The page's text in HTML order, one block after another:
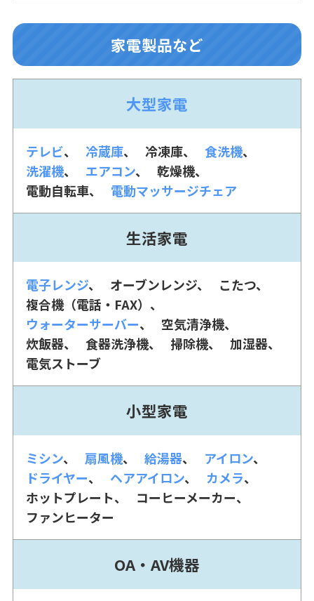
家電製品など
大型家電
テレビ 冷蔵庫 冷凍庫
食洗機
洗濯機
エアコン
乾燥機
電動自転車
電動マッサージチェア
生活家電
電子レンジ オーブンレンジ
こたつ
複合機（電話・FAX）
ウォーターサーバー
空気清浄機
炊飯器
食器洗浄機 掃除機
加湿器
電気ストーブ
小型家電
ミシン 扇風機 給湯器
アイロン
ドライヤー
ヘアアイロン
カメラ
ホットプレート
コーヒーメーカー
ファンヒーター
OA・AV機器